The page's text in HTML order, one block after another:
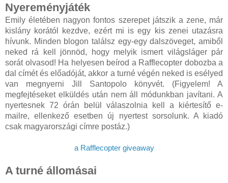
Nyereményjáték
Emily életében nagyon fontos szerepet játszik a zene, már
kislány korától kezdve, ezért mi is egy kis zenei utazásra
hívunk. Minden blogon találsz egy-egy dalszöveget, amiből
neked rá kell jönnöd, hogy melyik ismert világsláger pár
sorát olvasod! Ha helyesen beírod a Rafflecopter dobozba a
dal címét és előadóját, akkor a turné végén neked is esélyed
van megnyerni Jill Santopolo könyvét. (Figyelem! A
megfejtéseket elküldés után nem áll módunkban javítani. A
nyertesnek 72 órán belül válaszolnia kell a kiértesítő e-
mailre, ellenkező esetben új nyertest sorsolunk. A kiadó
csak magyarországi címre postáz.)
a Rafflecopter giveaway
A turné állomásai